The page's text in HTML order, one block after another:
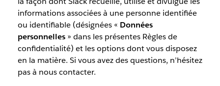
informations associées à une personne identifiée
ou identifiable (désignées « Données
personnelles» dans les présentes Règles de
confidentialité) et les options dont vous disposez
en la matière. Si vous avez des questions, n’hésitez
pas à nous contacter.